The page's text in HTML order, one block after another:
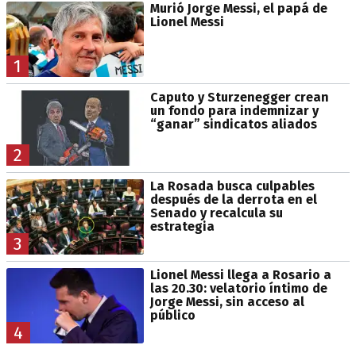
1
Murió Jorge Messi, el papá de
Lionel Messi
2
Caputo y Sturzenegger crean
un fondo para indemnizar y
“ganar” sindicatos aliados
3
La Rosada busca culpables
después de la derrota en el
Senado y recalcula su
estrategia
4
Lionel Messi llega a Rosario a
las 20.30: velatorio íntimo de
Jorge Messi, sin acceso al
público